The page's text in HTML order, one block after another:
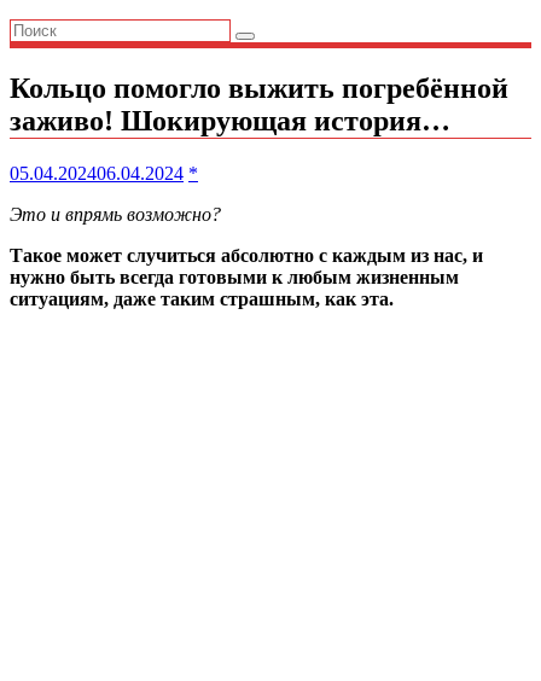
Кольцо помогло выжить погребённой
заживо! Шокирующая история…
05.04.202406.04.2024 *
Это и впрямь возможно?
Такое может случиться абсолютно с каждым из нас, и
нужно быть всегда готовыми к любым жизненным
ситуациям, даже таким страшным, как эта.